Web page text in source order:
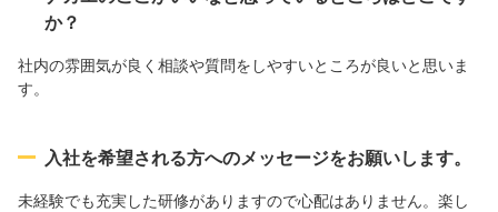
か？
社内の雰囲気が良く相談や質問をしやすいところが良いと思いま
す。
入社を希望される方へのメッセージをお願いします。
未経験でも充実した研修がありますので心配はありません。楽し